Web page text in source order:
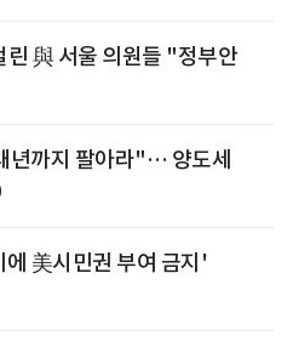
與 서울 의원들 "정부안
년까지 팔아라"… 양도세
美시민권 부여 금지'